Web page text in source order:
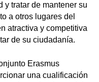
y tratar de mantener su
a otros lugares del
atractiva y competitiva
de su ciudadanía.
Erasmus
una cualificación